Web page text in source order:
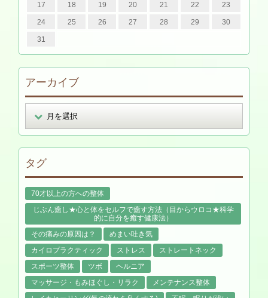
17 18 19 20 21 22 23
24 25 26 27 28 29 30
31
アーカイブ
タグ
70才以上の方への整体
じぶん癒し★心と体をセルフで癒す方法（目からウロコ★科学
的に自分を癒す健康法）
その痛みの原因は？
めまい吐き気
カイロプラクティック
ストレス
ストレートネック
スポーツ整体
ツボ
ヘルニア
マッサージ・もみほぐし・リラク
メンテナンス整体